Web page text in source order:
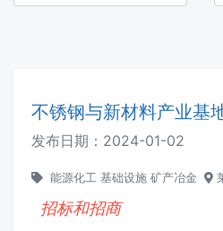
不锈钢与新材料产业基
发布日期： 2024-01-02
能源化工 基础设施 矿产冶金
招标和招商